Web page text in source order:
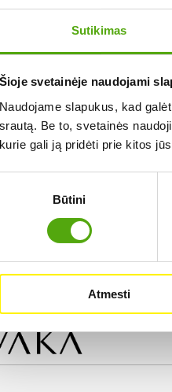
Sutikimas
Šioje svetainėje naudojami
Naudojame slapukus, kad
srautą. Be to, svetainės
kurie gali ją pridėti prie kitos
Būtini
Atmesti
partneris